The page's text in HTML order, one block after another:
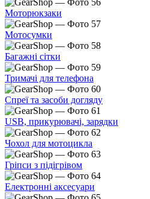
Моторюкзаки
Мотосумки
Багажні сітки
Тримачі для телефона
Спреї та засоби догляду
USB, прикурювачі, зарядки
Чохол для мотоцикла
Гріпси з підігрівом
Електронні аксесуари